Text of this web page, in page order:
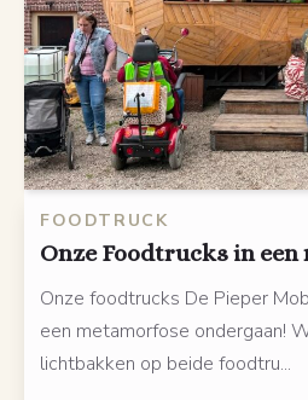
FOODTRUCK
Onze Foodtrucks in een
Onze foodtrucks De Pieper
een metamorfose ondergaan!
lichtbakken op beide foodtru...